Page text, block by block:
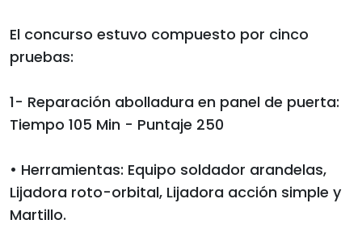
El concurso estuvo compuesto por cinco
pruebas:
1- Reparación abolladura en panel de puerta:
Tiempo 105 Min - Puntaje 250
• Herramientas: Equipo soldador arandelas,
Lijadora roto-orbital, Lijadora acción simple y
Martillo.